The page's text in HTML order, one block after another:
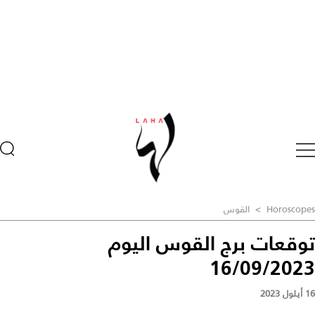
Horoscopes
> القوس
توقعات برج القوس اليوم
16/09/2023
16 أيلول 2023